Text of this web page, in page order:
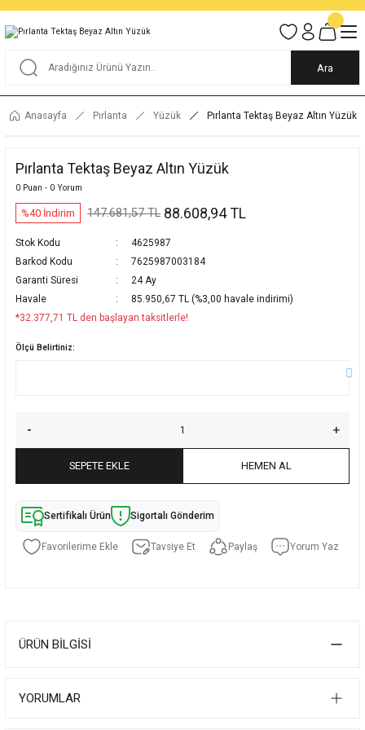
Tüm Alışverişlerde KARGO BEDAVA
Garantili Ve Sigortalı Kargo
Ankara İçi Elden Teslimat İmkanı
24/7 Müşteri Destek Hizmeti
Ara
Anasayfa Pırlanta Yüzük Pırlanta Tektaş Beyaz Altın Yüzük
Pırlanta Tektaş Beyaz Altın Yüzük
0 Puan - 0 Yorum
%40 İndirim 147.681,57 TL 88.608,94 TL
Stok Kodu
4625987
Barkod Kodu
7625987003184
Garanti Süresi
24 Ay
Havale
85.950,67 TL (%3,00 havale indirimi)
*32.377,71 TL den başlayan taksitlerle!
Ölçü Belirtiniz:
SEPETE EKLE HEMEN AL
Sertifikalı Ürün Sigortalı Gönderim
Tavsiye Et Paylaş Yorum Yaz
ÜRÜN BILGISI
YORUMLAR